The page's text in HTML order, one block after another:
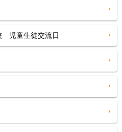
児童生徒交流日